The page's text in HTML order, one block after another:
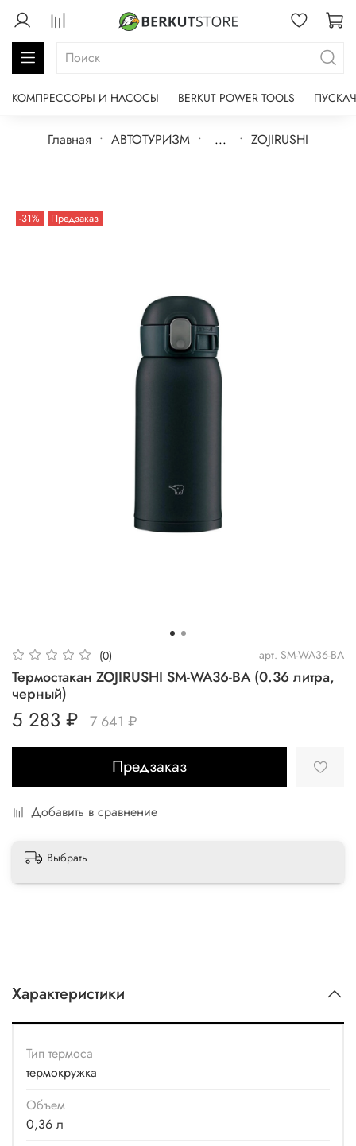
КОМПРЕССОРЫ И НАСОСЫ BERKUT POWER TOOLS
Главная АВТОТУРИЗМ ... ZOJIRUSHI
-31% Предзаказ
(0) арт. SM-WA36-BA
Термостакан ZOJIRUSHI SM-WA36-BA (0.36 литра,
черный)
5 283 ₽ 7 641 ₽
Предзаказ
Добавить в сравнение
Выбрать
Характеристики
Тип термоса
термокружка
Объем
0,36 л